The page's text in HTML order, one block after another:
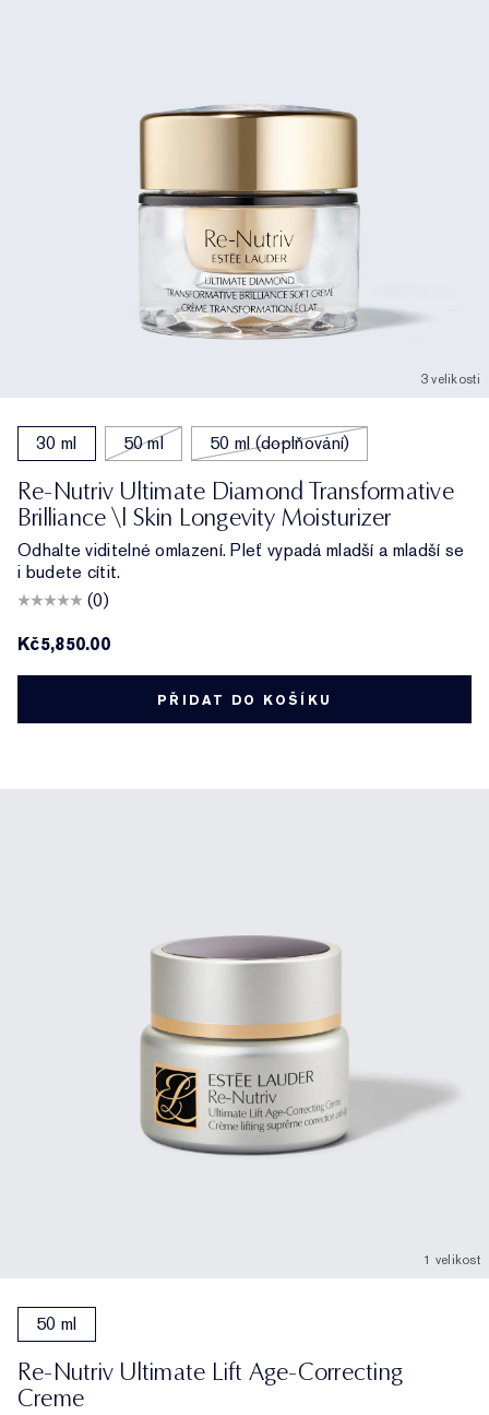
3 velikosti
30 ml 50 ml 50 ml (doplňování)
Re-Nutriv Ultimate Diamond Transformative
Brilliance \| Skin Longevity Moisturizer
Odhalte viditelné omlazení. Pleť vypadá mladší a mladší se
i budete cítit.
(0)
Kč5,850.00
PŘIDAT DO KOŠÍKU
1 velikost
50 ml
Re-Nutriv Ultimate Lift Age-Correcting
Creme